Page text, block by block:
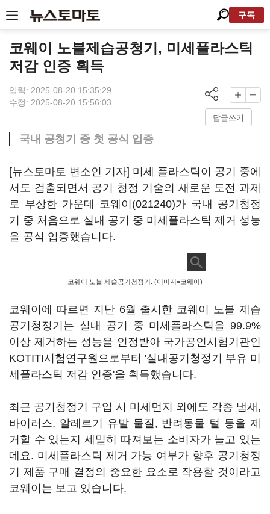
구독
코웨이 노블제습공청기, 미세플라스틱
저감 인증 획득
입력: 2025-08-20 15:35:29
수정: 2025-08-20 15:56:03
답글쓰기
국내 공청기 중 첫 공식 입증
[뉴스토마토 변소인 기자] 미세 플라스틱이 공기 중에
서도 검출되면서 공기 청정 기술의 새로운 도전 과제
로 부상한 가운데 코웨이(021240)가 국내 공기청정
기 중 처음으로 실내 공기 중 미세플라스틱 제거 성능
을 공식 입증했습니다.
코웨이 노블 제습공기청정기. (이미지=코웨이)
코웨이에 따르면 지난 6월 출시한 코웨이 노블 제습
공기청정기는 실내 공기 중 미세플라스틱을 99.9%
이상 제거하는 성능을 인정받아 국가공인시험기관인
KOTITI시험연구원으로부터 '실내공기청정기 부유 미
세플라스틱 저감 인증'을 획득했습니다.
최근 공기청정기 구입 시 미세먼지 외에도 각종 냄새,
바이러스, 알레르기 유발 물질, 반려동물 털 등을 제
거할 수 있는지 세밀히 따져보는 소비자가 늘고 있는
데요. 미세플라스틱 제거 가능 여부가 향후 공기청정
기 제품 구매 결정의 중요한 요소로 작용할 것이라고
코웨이는 보고 있습니다.